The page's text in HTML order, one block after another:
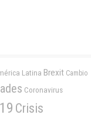
Latina Brexit Cambio
Coronavirus
Crisis